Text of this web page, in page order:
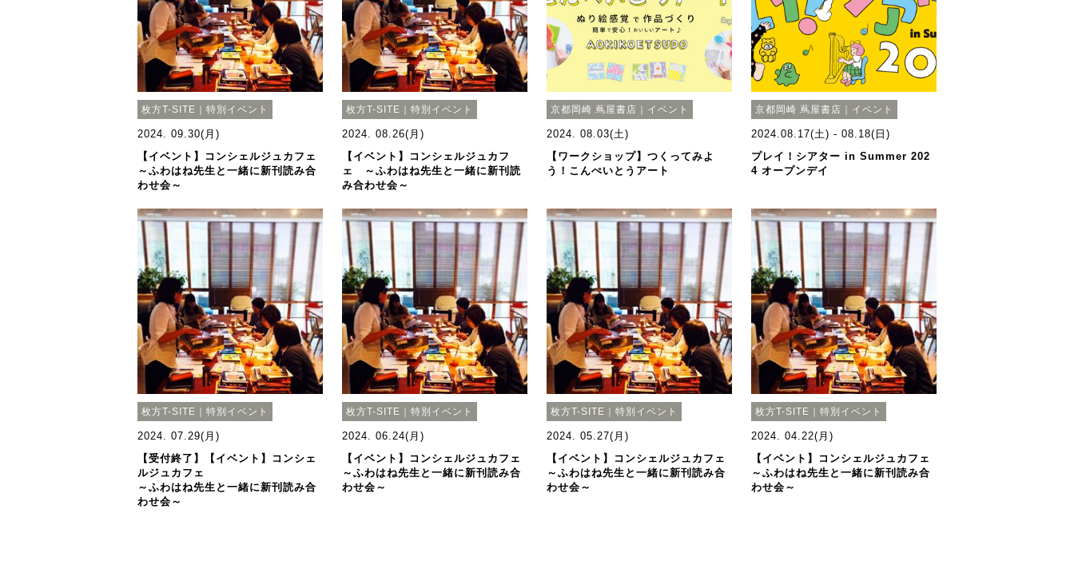
枚方T-SITE｜特別イベント
2024. 09.30(月)
【イベント】コンシェルジュカフェ
～ふわはね先生と一緒に新刊読み合
わせ会～
枚方T-SITE｜特別イベント
2024. 08.26(月)
【イベント】コンシェルジュカフ
ェ ～ふわはね先生と一緒に新刊読
み合わせ会～
京都岡崎 蔦屋書店｜イベント
2024. 08.03(土)
【ワークショップ】つくってみよ
う！こんぺいとうアート
京都岡崎 蔦屋書店｜イベント
2024.08.17(土) - 08.18(日)
プレイ！シアター in Summer 202
4 オープンデイ
枚方T-SITE｜特別イベント
2024. 07.29(月)
【受付終了】【イベント】コンシェ
ルジュカフェ
～ふわはね先生と一緒に新刊読み合
わせ会～
枚方T-SITE｜特別イベント
2024. 06.24(月)
【イベント】コンシェルジュカフェ
～ふわはね先生と一緒に新刊読み合
わせ会～
枚方T-SITE｜特別イベント
2024. 05.27(月)
【イベント】コンシェルジュカフェ
～ふわはね先生と一緒に新刊読み合
わせ会～
枚方T-SITE｜特別イベント
2024. 04.22(月)
【イベント】コンシェルジュカフェ
～ふわはね先生と一緒に新刊読み合
わせ会～